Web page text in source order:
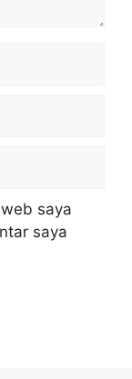
saya
saya